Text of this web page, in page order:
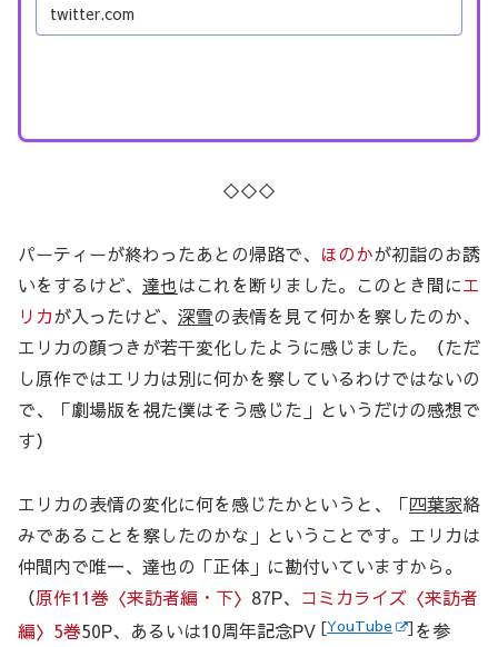
twitter.com
◇◇◇
パーティーが終わったあとの帰路で、 ほのかが初詣のお誘
いをするけど、 達也はこれを断りました。このとき間にエ
リカが入ったけど、 深雪の表情を見て何かを察したのか、
エリカの顔つきが若干変化したように感じました。（ただ
し原作ではエリカは別に何かを察しているわけではないの
で、「劇場版を視た僕はそう感じた」というだけの感想で
す）
エリカの表情の変化に何を感じたかというと、「四葉家絡
みであることを察したのかな」ということです。エリカは
仲間内で唯一、達也の「正体」に勘付いていますから。
（原作11巻〈来訪者編・下〉 87P、 コミカライズ〈来訪者
編〉5巻50P、あるいは10周年記念PV [YouTube ] を参